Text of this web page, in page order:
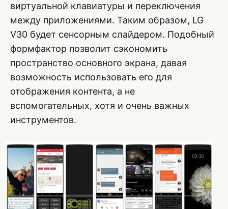
виртуальной клавиатуры и переключения
между приложениями. Таким образом, LG
V30 будет сенсорным слайдером. Подобный
формфактор позволит сэкономить
пространство основного экрана, давая
возможность использовать его для
отображения контента, а не
вспомогательных, хотя и очень важных
инструментов.